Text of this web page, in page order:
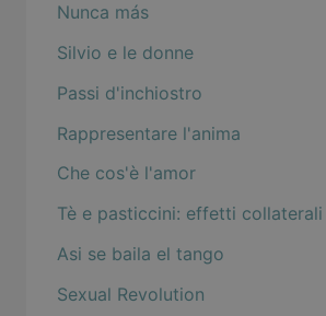
Nunca más
Silvio e le donne
Passi d'inchiostro
Rappresentare l'anima
Che cos'è l'amor
Tè e pasticcini: effetti collaterali
Asi se baila el tango
Sexual Revolution